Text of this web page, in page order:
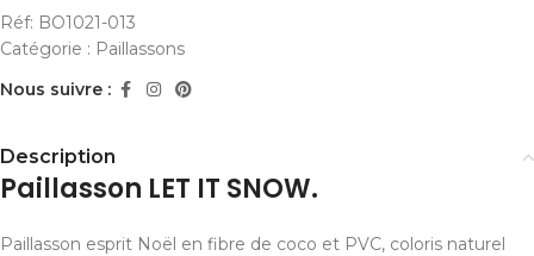
Réf: BO1021-013
Catégorie : Paillassons
Nous suivre :
Description
Paillasson LET IT SNOW.
Paillasson esprit Noël en fibre de coco et PVC, coloris naturel